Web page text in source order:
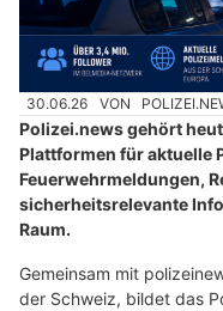
30.06.26 VON
Polizei.news gehört
Plattformen für aktuelle
Feuerwehrmeldungen,
sicherheitsrelevante
Raum.
Gemeinsam mit
der Schweiz, bildet das